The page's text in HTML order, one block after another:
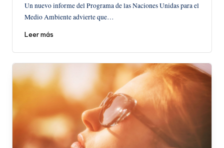
Un nuevo informe del Programa de las Naciones Unidas para el
Medio Ambiente advierte que…
Leer más